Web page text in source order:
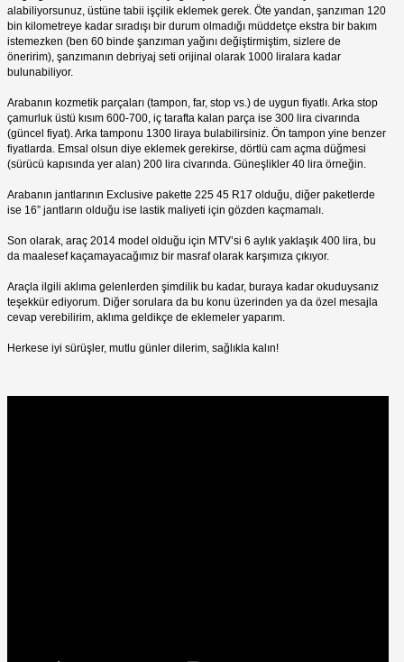
alabiliyorsunuz, üstüne tabii işçilik eklemek gerek. Öte yandan, şanzıman 120
bin kilometreye kadar sıradışı bir durum olmadığı müddetçe ekstra bir bakım
istemezken (ben 60 binde şanzıman yağını değiştirmiştim, sizlere de
öneririm), şanzımanın debriyaj seti orijinal olarak 1000 liralara kadar
bulunabiliyor.
Arabanın kozmetik parçaları (tampon, far, stop vs.) de uygun fiyatlı. Arka stop
çamurluk üstü kısım 600-700, iç tarafta kalan parça ise 300 lira civarında
(güncel fiyat). Arka tamponu 1300 liraya bulabilirsiniz. Ön tampon yine benzer
fiyatlarda. Emsal olsun diye eklemek gerekirse, dörtlü cam açma düğmesi
(sürücü kapısında yer alan) 200 lira civarında. Güneşlikler 40 lira örneğin.
Arabanın jantlarının Exclusive pakette 225 45 R17 olduğu, diğer paketlerde
ise 16” jantların olduğu ise lastik maliyeti için gözden kaçmamalı.
Son olarak, araç 2014 model olduğu için MTV’si 6 aylık yaklaşık 400 lira, bu
da maalesef kaçamayacağımız bir masraf olarak karşımıza çıkıyor.
Araçla ilgili aklıma gelenlerden şimdilik bu kadar, buraya kadar okuduysanız
teşekkür ediyorum. Diğer sorulara da bu konu üzerinden ya da özel mesajla
cevap verebilirim, aklıma geldikçe de eklemeler yaparım.
Herkese iyi sürüşler, mutlu günler dilerim, sağlıkla kalın!